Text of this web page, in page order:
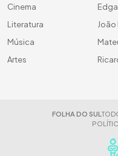
Cinema
Literatura
Música
Artes
FOLHA DO SUL